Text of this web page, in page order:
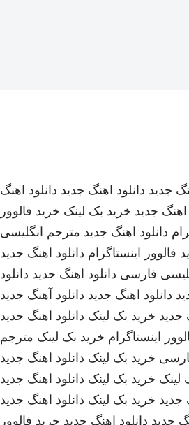
جدید دانلود اهنگ جدید دانلود اهنگ
اهنگ جدید خرید بک لینک خرید فالوور
دانلود اهنگ جدید مترجم انگلیسی
فالوور اینستاگرام دانلود اهنگ جدید
فارسی دانلود اهنگ جدید دانلود
دانلود اهنگ جدید دانلود آهنگ جدید
جدید خرید بک لینک دانلود اهنگ جدید
اینستاگرام خرید بک لینک مترجم
خرید بک لینک دانلود اهنگ جدید
لینک خرید بک لینک دانلود اهنگ جدید
جدید خرید بک لینک دانلود اهنگ جدید
جدید دانلود اهنگ جدید خرید فالوور